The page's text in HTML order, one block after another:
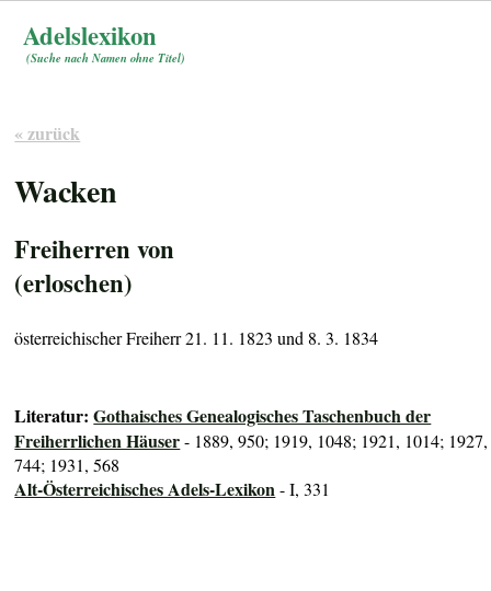
Adelslexikon
(Suche nach Namen ohne Titel)
« zurück
Wacken
Freiherren von
(erloschen)
österreichischer Freiherr 21. 11. 1823 und 8. 3. 1834
Literatur:Gothaisches Genealogisches Taschenbuch der
Freiherrlichen Häuser- 1889, 950; 1919, 1048; 1921, 1014; 1927,
744; 1931, 568
Alt-Österreichisches Adels-Lexikon- I, 331